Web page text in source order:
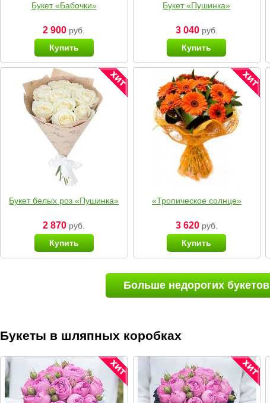
Букет «Бабочки»
2 900 руб.
Купить
Букет «Пушинка»
3 040руб.
Купить
Букет белых роз «Пушинка»
2 870 руб.
Купить
«Тропическое солнце»
3 620руб.
Купить
Больше недорогих букетов
Букеты в шляпных коробках